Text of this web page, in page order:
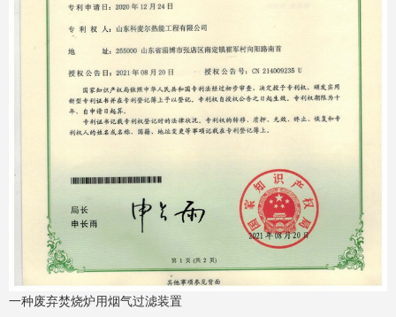
一种废弃焚烧炉用烟气过滤装置